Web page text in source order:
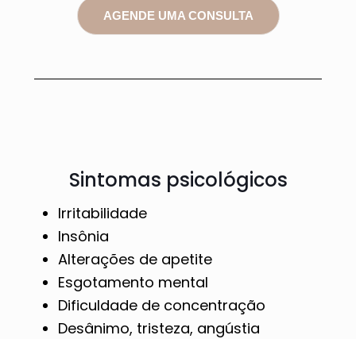
AGENDE UMA CONSULTA
Sintomas psicológicos
Irritabilidade
Insônia
Alterações de apetite
Esgotamento mental
Dificuldade de concentração
Desânimo, tristeza, angústia